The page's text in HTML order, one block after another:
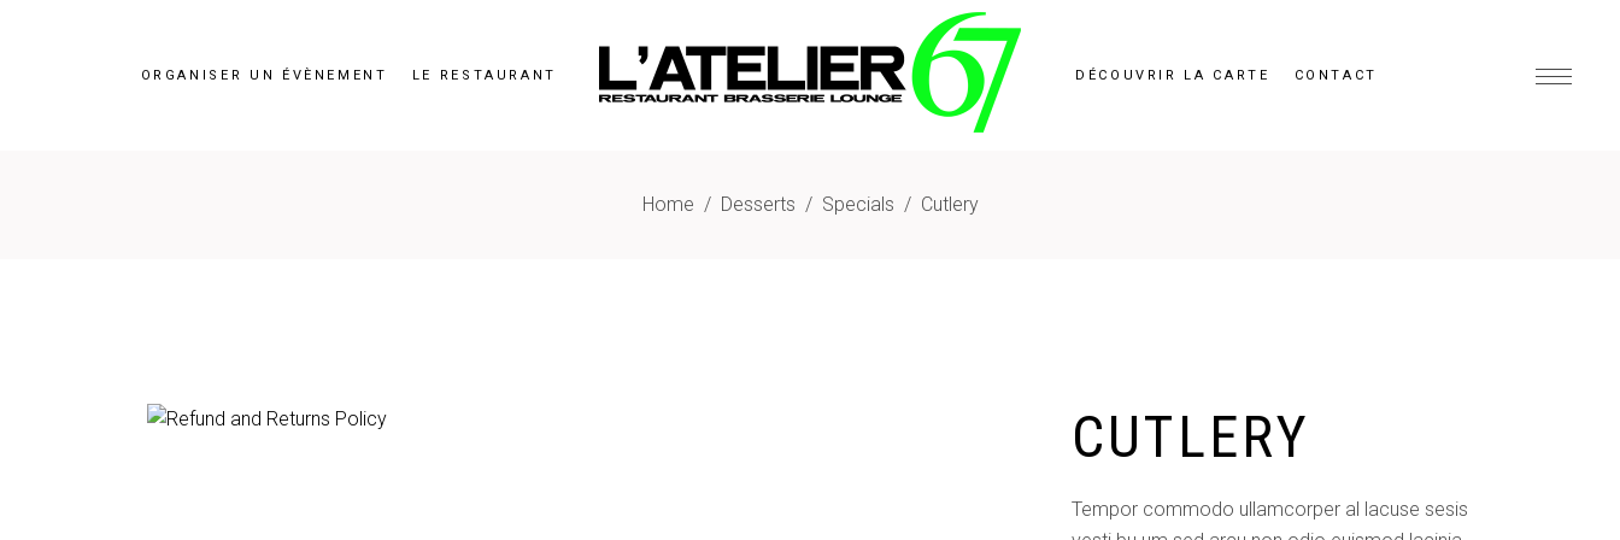
ORGANISER UN ÉVÈNEMENT LE RESTAURANT DÉCOUVRIR LA CARTE CONTACT
Home / Desserts / Specials / Cutlery
CUTLERY
Tempor commodo ullamcorper al lacuse sesis